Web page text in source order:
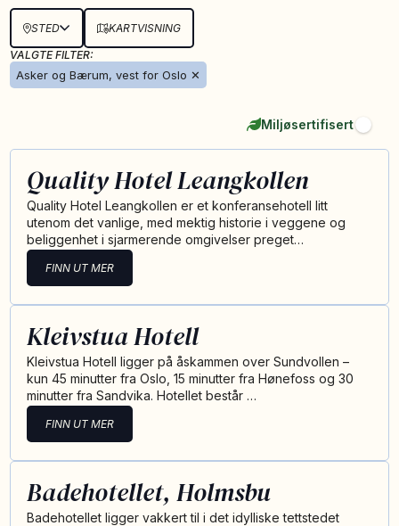
STED
KARTVISNING
VALGTE FILTER:
Asker og Bærum, vest for Oslo ✕
Miljøsertifisert
Quality Hotel Leangkollen
Quality Hotel Leangkollen er et konferansehotell litt
utenom det vanlige, med mektig historie i veggene og
beliggenhet i sjarmerende omgivelser preget…
FINN UT MER
Kleivstua Hotell
Kleivstua Hotell ligger på åskammen over Sundvollen –
kun 45 minutter fra Oslo, 15 minutter fra Hønefoss og 30
minutter fra Sandvika. Hotellet består …
FINN UT MER
Badehotellet, Holmsbu
Badehotellet ligger vakkert til i det idylliske tettstedet